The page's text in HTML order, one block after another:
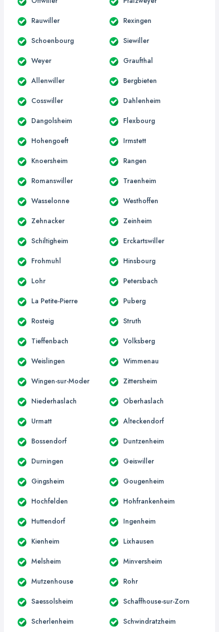
Rauwiller Rexingen
Schoenbourg Siewiller
Weyer Graufthal
Allenwiller Bergbieten
Cosswiller Dahlenheim
Dangolsheim Flexbourg
Hohengoeft Irmstett
Knoersheim Rangen
Romanswiller Traenheim
Wasselonne Westhoffen
Zehnacker Zeinheim
Schiltigheim Erckartswiller
Frohmuhl Hinsbourg
Lohr Petersbach
La Petite-Pierre Puberg
Rosteig Struth
Tieffenbach Volksberg
Weislingen Wimmenau
Wingen-sur-Moder Zittersheim
Niederhaslach Oberhaslach
Urmatt Alteckendorf
Bossendorf Duntzenheim
Durningen Geiswiller
Gingsheim Gougenheim
Hochfelden Hohfrankenheim
Huttendorf Ingenheim
Kienheim Lixhausen
Melsheim Minversheim
Mutzenhouse Rohr
Saessolsheim Schaffhouse-sur-Zorn
Scherlenheim Schwindratzheim